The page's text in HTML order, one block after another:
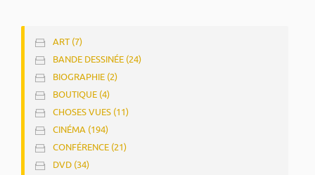
ART (7)
BANDE DESSINÉE (24)
BIOGRAPHIE (2)
BOUTIQUE (4)
CHOSES VUES (11)
CINÉMA (194)
CONFÉRENCE (21)
DVD (34)